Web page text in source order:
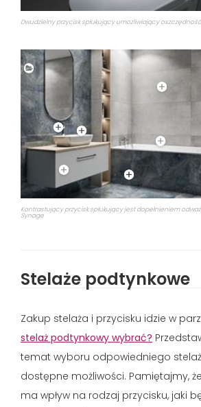
Dwudzielny przycisk spłukujący umożliwiający
Kontrastujący przycisk spłukujący jest dopełnieniem
Synage
Stelaże podtynkowe
Zakup stelaża i przycisku idzie w
stelaż podtynkowy wybrać?
temat wyboru odpowiedniego
dostępne możliwości. Pamiętajmy,
ma wpływ na rodzaj przycisku, jaki